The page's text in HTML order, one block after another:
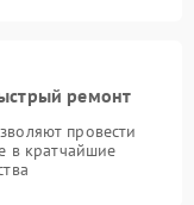
ремонт
провести
в кратчайшие